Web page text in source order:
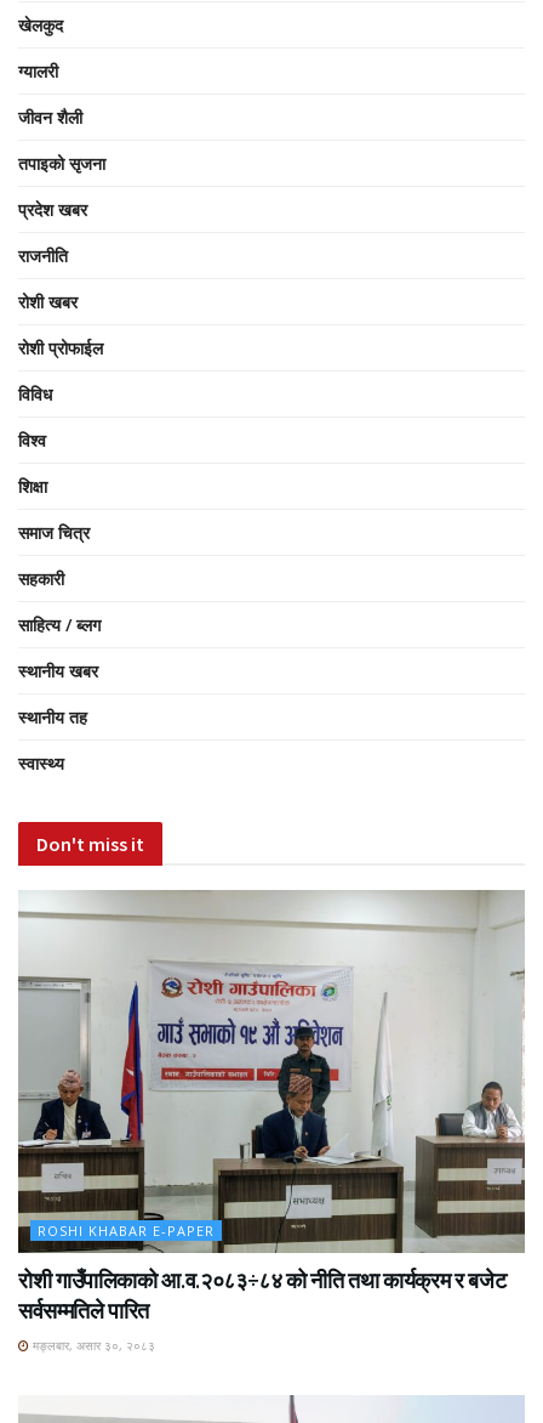
खेलकुद
ग्यालरी
जीवन शैली
तपाइको सृजना
प्रदेश खबर
राजनीति
रोशी खबर
रोशी प्रोफाईल
विविध
विश्व
शिक्षा
समाज चित्र
सहकारी
साहित्य / ब्लग
स्थानीय खबर
स्थानीय तह
स्वास्थ्य
Don't miss it
ROSHI KHABAR E-PAPER
रोशी गाउँपालिकाको आ.व.२०८३÷८४ को नीति तथा कार्यक्रम र बजेट
सर्वसम्मतिले पारित
मङ्लबार, असार ३०, २०८३